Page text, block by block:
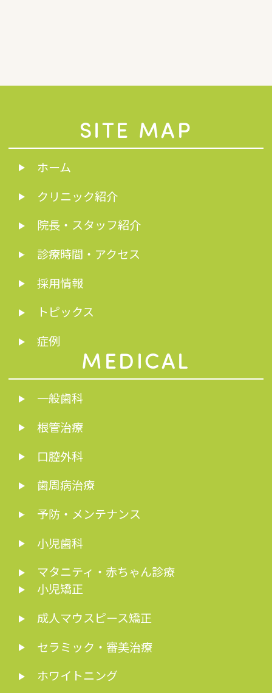
SITE MAP
ホーム
クリニック紹介
院長・スタッフ紹介
診療時間・アクセス
採用情報
トピックス
症例
MEDICAL
一般歯科
根管治療
口腔外科
歯周病治療
予防・メンテナンス
小児歯科
マタニティ・赤ちゃん診療
小児矯正
成人マウスピース矯正
セラミック・審美治療
ホワイトニング